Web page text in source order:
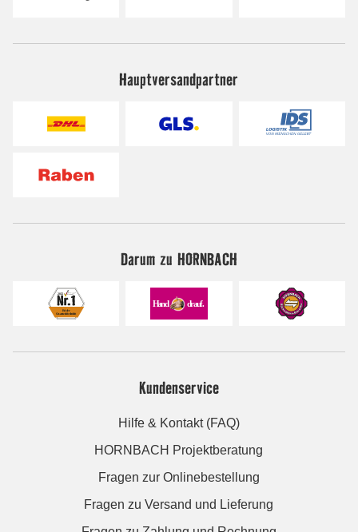
Hauptversandpartner
Darum zu HORNBACH
Kundenservice
Hilfe & Kontakt (FAQ)
HORNBACH Projektberatung
Fragen zur Onlinebestellung
Fragen zu Versand und Lieferung